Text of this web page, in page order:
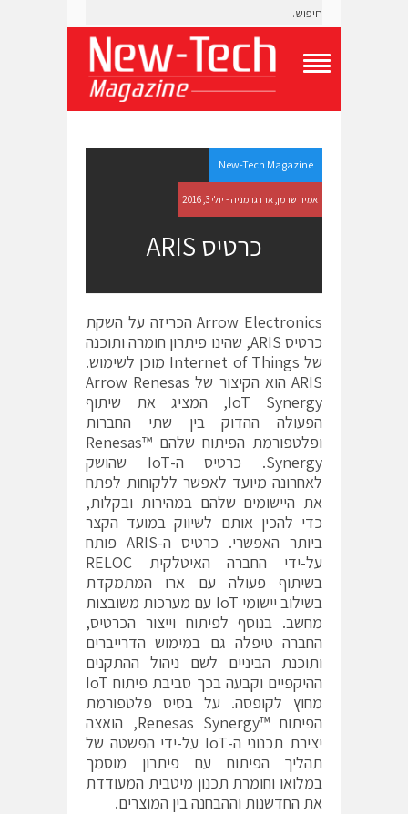
g
l
e
N
a
i
n
M
e
n
u
New-Tech Magazine
אמיר שרמן, ארו גרמניה - יולי 3, 2016
כרטיס ARIS
Arrow Electronics הכריזה על השקת
כרטיס ARIS, שהינו פיתרון חומרה ותוכנה
של Internet of Things מוכן לשימוש.
ARIS הוא הקיצור של Arrow Renesas
IoT Synergy, המציג את שיתוף
הפעולה ההדוק בין שתי החברות
ופלטפורמת הפיתוח שלהם ™Renesas
Synergy. כרטיס ה-IoT שהושק
לאחרונה מיועד לאפשר ללקוחות לפתח
את היישומים שלהם במהירות ובקלות,
כדי להכין אותם לשיווק במועד הקצר
ביותר האפשרי. כרטיס ה-ARIS פותח
על-ידי החברה האיטלקית RELOC
בשיתוף פעולה עם ארו המתמקדת
בשילוב יישומי IoT עם מערכות משובצות
מחשב. בנוסף לפיתוח וייצור הכרטיס,
החברה טיפלה גם במימוש הדרייברים
ותוכנת הביניים לשם ניהול ההתקנים
ההיקפיים וקבעה בכך סביבת פיתוח IoT
מחוץ לקופסה. על בסיס פלטפורמת
הפיתוח ™Renesas Synergy, הואצה
יצירת תכנוני ה-IoT על-ידי הפשטה של
תהליך הפיתוח עם פיתרון מוסמך
במלואו וחומרת תכנון מיטבית המעודדת
את החדשנות וההבחנה בין המוצרים.